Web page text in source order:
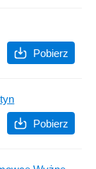
Pobierz
Pobierz